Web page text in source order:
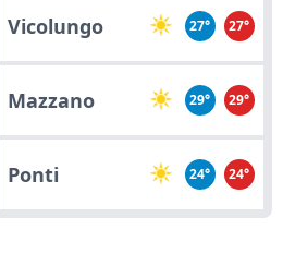
Vicolungo 27° 27°
Mazzano 29° 29°
Ponti 24° 24°